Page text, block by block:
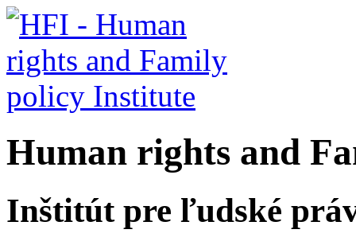
Human rights and F
Inštitút pre ľudské